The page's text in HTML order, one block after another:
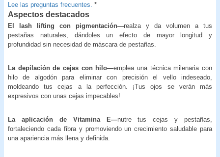
Lee las preguntas frecuentes. *
Aspectos destacados
El lash lifting con pigmentación—realza y da volumen a tus
pestañas naturales, dándoles un efecto de mayor longitud y
profundidad sin necesidad de máscara de pestañas.
La depilación de cejas con hilo—emplea una técnica milenaria con
hilo de algodón para eliminar con precisión el vello indeseado,
moldeando tus cejas a la perfección. ¡Tus ojos se verán más
expresivos con unas cejas impecables!
La aplicación de Vitamina E—nutre tus cejas y pestañas,
fortaleciendo cada fibra y promoviendo un crecimiento saludable para
una apariencia más llena y definida.